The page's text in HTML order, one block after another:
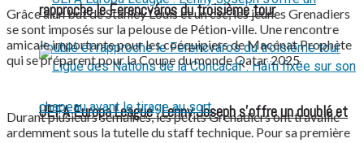
UEFA Europa League : Lenny Joseph s’offre un doublé et
rapproche le Ferencváros du troisième tour
Grâce à un but de Stanley Louis et un csc, les jeunes Grenadiers
se sont imposés sur la pelouse de Pétion-ville. Une rencontre
amicale importante pour les coéquipiers de Macénat Prophète
qui se préparent pour la Coupe du monde Qatar 2025.
Durant plusieurs semaines, les petits Grenadiers ont travaillé
ardemment sous la tutelle du staff technique. Pour sa première